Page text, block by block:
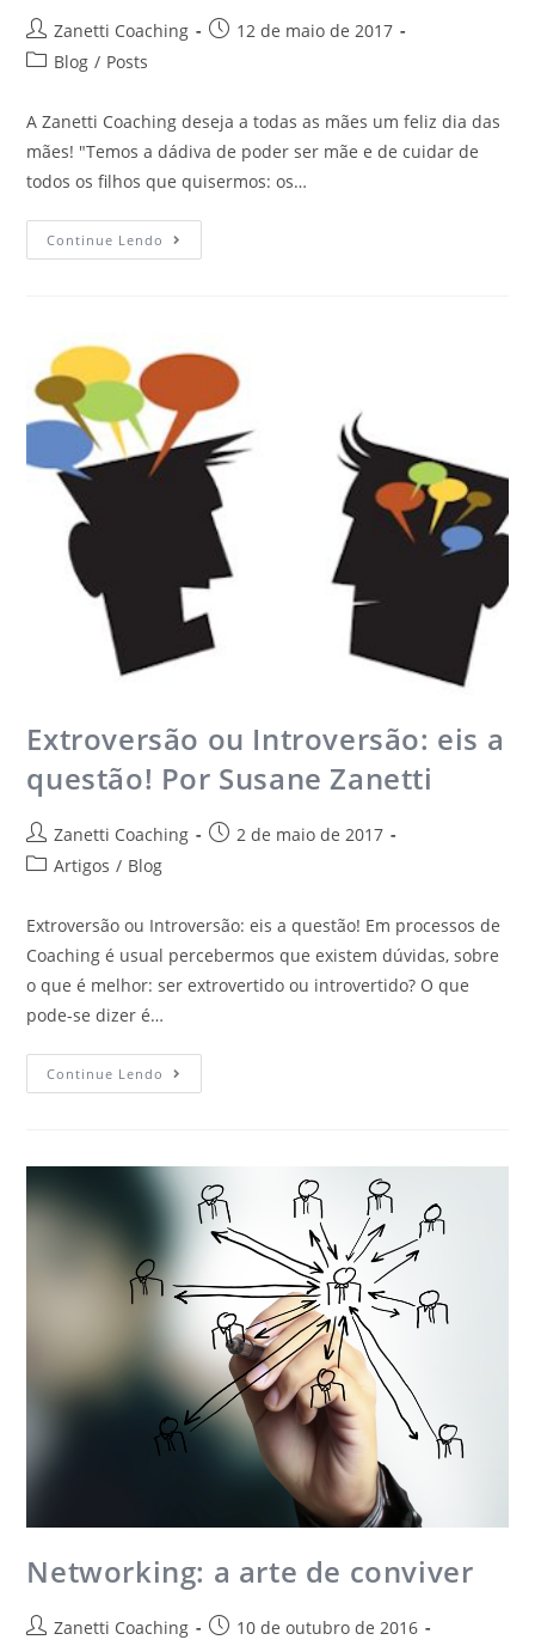
Zanetti Coaching
12 de maio de 2017
Blog / Posts
A Zanetti Coaching deseja a todas as mães um feliz dia das
mães! "Temos a dádiva de poder ser mãe e de cuidar de
todos os filhos que quisermos: os…
Continue Lendo
Extroversão ou Introversão: eis a
questão! Por Susane Zanetti
Zanetti Coaching
2 de maio de 2017
Artigos / Blog
Extroversão ou Introversão: eis a questão! Em processos de
Coaching é usual percebermos que existem dúvidas, sobre
o que é melhor: ser extrovertido ou introvertido? O que
pode-se dizer é…
Continue Lendo
Networking: a arte de conviver
Zanetti Coaching
10 de outubro de 2016